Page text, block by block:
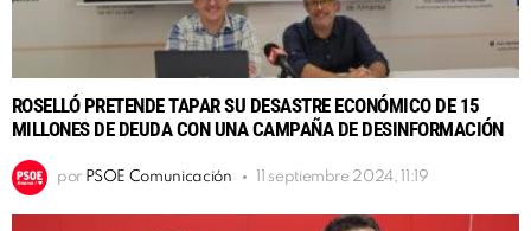
ROSELLÓ PRETENDE TAPAR SU DESASTRE ECONÓMICO DE 15
MILLONES DE DEUDA CON UNA CAMPAÑA DE DESINFORMACIÓN
por PSOE Comunicación 11 septiembre 2024, 11:19